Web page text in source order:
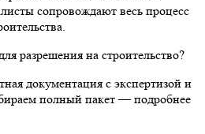
сопровождают весь процесс
разрешения на строительство?
документация с экспертизой и
полный пакет — подробнее